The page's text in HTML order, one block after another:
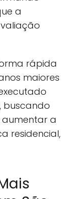
a
rápida
maiores
buscando
a
residencial,